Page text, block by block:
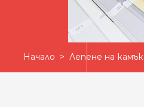
Начало > Лепене на камък